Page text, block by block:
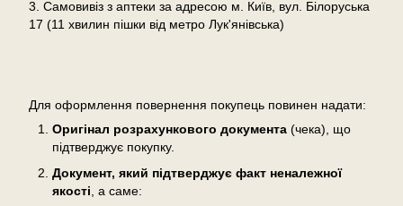
3. Самовивіз з аптеки за адресою м. Київ, вул. Білоруська
17 (11 хвилин пішки від метро Лук'янівська)
Для оформлення повернення покупець повинен надати:
Оригінал розрахункового документа (чека), що
підтверджує покупку.
Документ, який підтверджує факт неналежної
якості , а саме: